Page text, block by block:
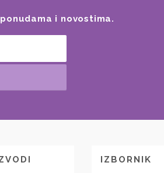
i novostima.
IZBORNIK